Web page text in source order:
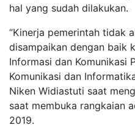
hal yang sudah dilakukan.
“Kinerja pemerintah tidak
disampaikan dengan baik
Informasi dan Komunikasi
Komunikasi dan
Niken Widiastuti saat
saat membuka rangkaian
2019.